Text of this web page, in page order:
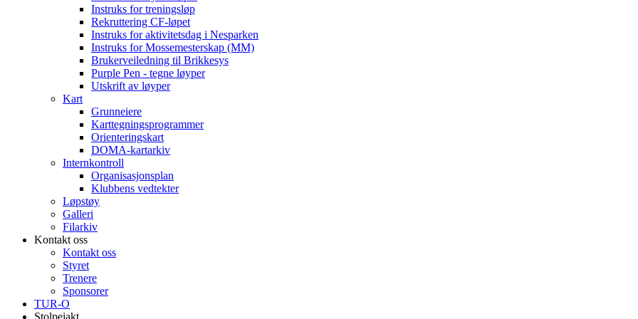
Instruks for treningsløp
Rekruttering CF-løpet
Instruks for aktivitetsdag i Nesparken
Instruks for Mossemesterskap (MM)
Brukerveiledning til Brikkesys
Purple Pen - tegne løyper
Utskrift av løyper
Kart
Grunneiere
Karttegningsprogrammer
Orienteringskart
DOMA-kartarkiv
Internkontroll
Organisasjonsplan
Klubbens vedtekter
Løpstøy
Galleri
Filarkiv
Kontakt oss
Kontakt oss
Styret
Trenere
Sponsorer
TUR-O
Stolpejakt